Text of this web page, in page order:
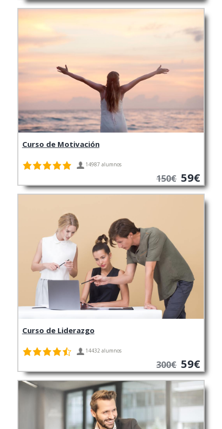
Curso de Motivación
14987 alumnos
150€ 59€
Curso de Liderazgo
14432 alumnos
300€ 59€